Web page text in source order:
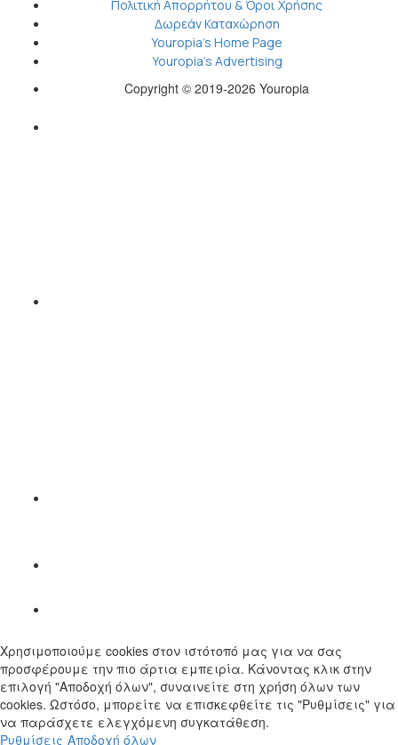
Πολιτική Απορρήτου & Όροι Χρήσης
Δωρεάν Καταχώρηση
Youropia’s Home Page
Youropia’s Advertising
Copyright © 2019-2026 Youropia
Χρησιμοποιούμε cookies στον ιστότοπό μας για να σας
προσφέρουμε την πιο άρτια εμπειρία. Κάνοντας κλικ στην
επιλογή "Αποδοχή όλων", συναινείτε στη χρήση όλων των
cookies. Ωστόσο, μπορείτε να επισκεφθείτε τις "Ρυθμίσεις" για
να παράσχετε ελεγχόμενη συγκατάθεση.
Ρυθμίσεις Αποδοχή όλων